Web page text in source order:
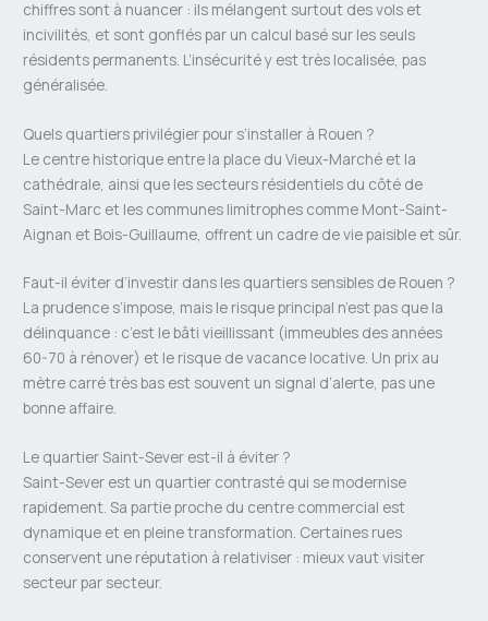
chiffres sont à nuancer : ils mélangent surtout des vols et
incivilités, et sont gonflés par un calcul basé sur les seuls
résidents permanents. L’insécurité y est très localisée, pas
généralisée.
Quels quartiers privilégier pour s’installer à Rouen ?
Le centre historique entre la place du Vieux-Marché et la
cathédrale, ainsi que les secteurs résidentiels du côté de
Saint-Marc et les communes limitrophes comme Mont-Saint-
Aignan et Bois-Guillaume, offrent un cadre de vie paisible et sûr.
Faut-il éviter d’investir dans les quartiers sensibles de Rouen ?
La prudence s’impose, mais le risque principal n’est pas que la
délinquance : c’est le bâti vieillissant (immeubles des années
60-70 à rénover) et le risque de vacance locative. Un prix au
mètre carré très bas est souvent un signal d’alerte, pas une
bonne affaire.
Le quartier Saint-Sever est-il à éviter ?
Saint-Sever est un quartier contrasté qui se modernise
rapidement. Sa partie proche du centre commercial est
dynamique et en pleine transformation. Certaines rues
conservent une réputation à relativiser : mieux vaut visiter
secteur par secteur.